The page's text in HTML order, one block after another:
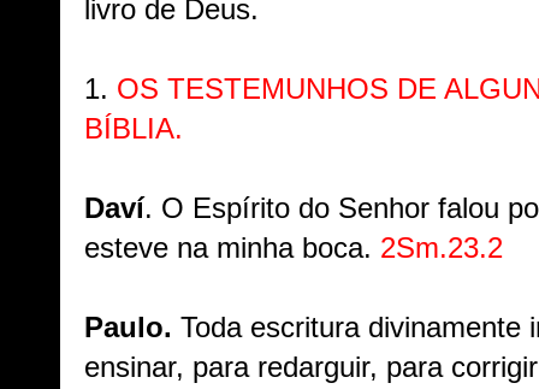
livro de Deus.
1. OS TESTEMUNHOS DE
BÍBLIA.
Daví. O Espírito do Senhor falou
esteve na minha boca. 2Sm.23.2
Paulo. Toda escritura divinamente
ensinar, para redarguir, para